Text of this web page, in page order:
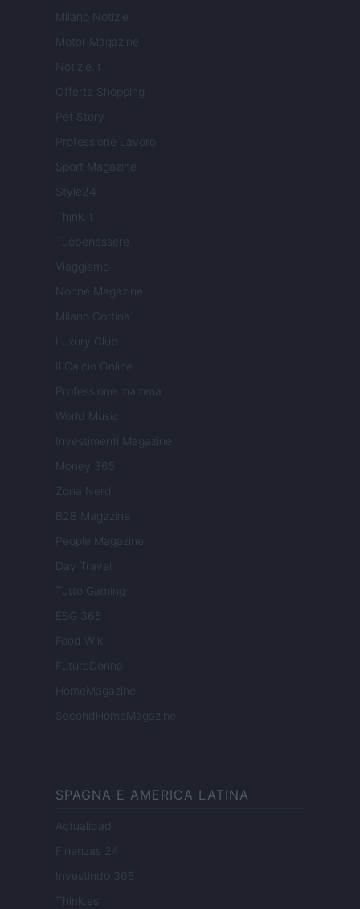
Milano Notizie
Motor Magazine
Notizie.it
Offerte Shopping
Pet Story
Professione Lavoro
Sport Magazine
Style24
Think.it
Tuobenessere
Viaggiamo
Nonne Magazine
Milano Cortina
Luxury Club
Il Calcio Online
Professione mamma
World Music
Investimenti Magazine
Money 365
Zona Nerd
B2B Magazine
People Magazine
Day Travel
Tutto Gaming
ESG 365
Food Wiki
FuturoDonna
HomeMagazine
SecondHomeMagazine
SPAGNA E AMERICA LATINA
Actualidad
Finanzas 24
Investindo 365
Think.es